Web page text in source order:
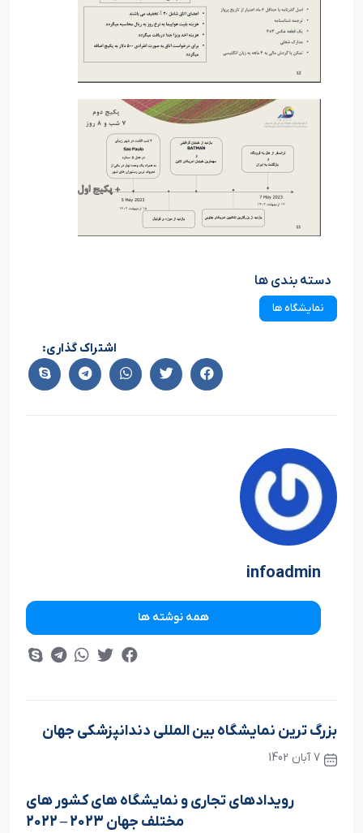
دسته بندی ها
نمایشگاه ها
اشتراک گذاری:
infoadmin
همه نوشته ها
بزرگ ترين نمايشگاه بين المللي دندانپزشکي جهان
7 آبان 1402
رويدادهاي تجاري و نمايشگاه هاي کشور هاي
مختلف جهان 2023 – 2022